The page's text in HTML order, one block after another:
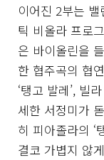
이어진 2부는
틱 비올라 프로
은 바이올린을
한 협주곡의 협
‘탱고 발레’, 빌
세한 서정미가
히 피아졸라의 ‘
결코 가볍지 않